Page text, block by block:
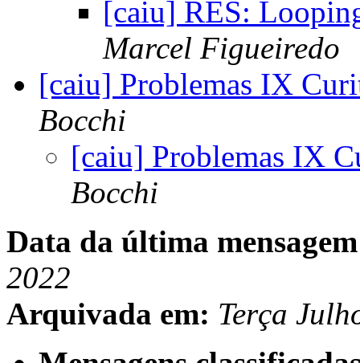
[caiu] RES:
Marcel Figueiredo
[caiu] Problemas IX
Bocchi
[caiu] Problemas IX
Bocchi
Data da última
2022
Arquivada em: Terça